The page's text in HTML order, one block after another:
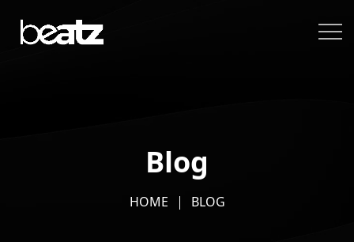
Blog
HOME BLOG